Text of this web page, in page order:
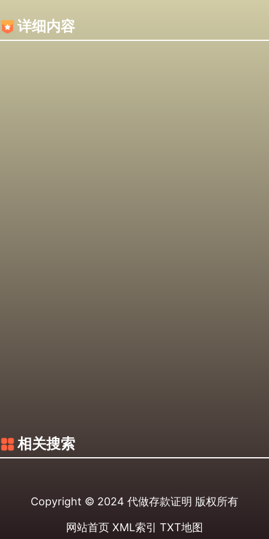
详细内容
相关搜索
Copyright © 2024 代做存款证明 版权所有
网站首页 XML索引 TXT地图